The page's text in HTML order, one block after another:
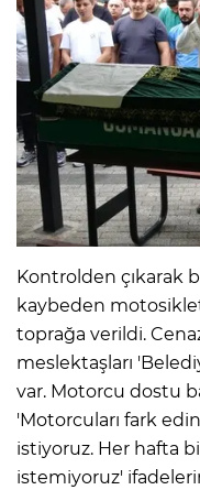
Kontrolden çıkarak
kaybeden
toprağa verildi.
meslektaşları
var. Motorcu dostu
'Motorcuları fark
istiyoruz. Her hafta
istemiyoruz'